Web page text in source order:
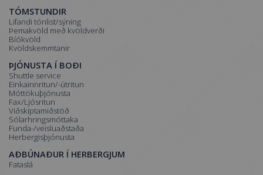
TÓMSTUNDIR
Lifandi tónlist/sýning
Þemakvöld með kvöldverði
Bíókvöld
Kvöldskemmtanir
ÞJÓNUSTA Í BOÐI
Shuttle service
Einkainnritun/-útritun
Móttökuþjónusta
Fax/Ljósritun
Viðskiptamiðstöð
Sólarhringsmóttaka
Funda-/veisluaðstaða
Herbergisþjónusta
AÐBÚNAÐUR Í HERBERGJUM
Fataslá